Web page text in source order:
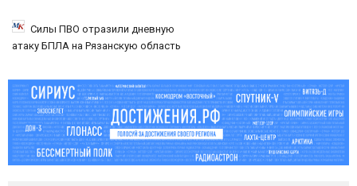
Силы ПВО отразили дневную
атаку БПЛА на Рязанскую область